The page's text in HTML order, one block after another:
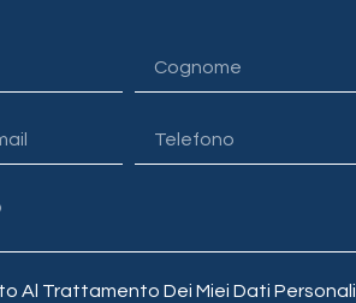
Al Trattamento Dei Miei Dati Personali